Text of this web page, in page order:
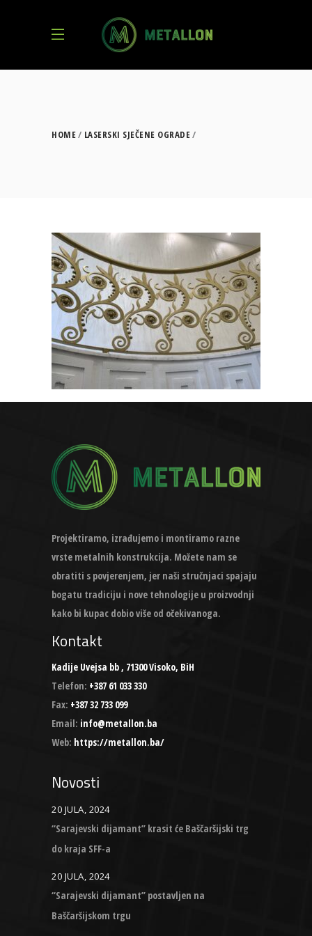
HOME LASERSKI SJEČENE OGRADE
Projektiramo, izrađujemo i montiramo razne
vrste metalnih konstrukcija. Možete nam se
obratiti s povjerenjem, jer naši stručnjaci spajaju
bogatu tradiciju i nove tehnologije u proizvodnji
kako bi kupac dobio više od očekivanoga.
Kontakt
Kadije Uvejsa bb , 71300 Visoko, BiH
Telefon: +387 61 033 330
Fax: +387 32 733 099
Email: info@metallon.ba
Web: https://metallon.ba/
Novosti
20 JULA, 2024
“Sarajevski dijamant” krasit će Baščaršijski trg
do kraja SFF-a
20 JULA, 2024
“Sarajevski dijamant” postavljen na
Baščaršijskom trgu